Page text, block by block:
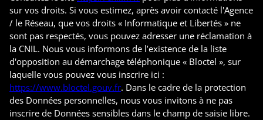
sur vos droits. Si vous estimez, après avoir contacté l'Agence
/ le Réseau, que vos droits « Informatique et Libertés » ne
sont pas respectés, vous pouvez adresser une réclamation à
la CNIL. Nous vous informons de l’existence de la liste
d'opposition au démarchage téléphonique « Bloctel », sur
laquelle vous pouvez vous inscrire ici :
https://www.bloctel.gouv.fr. Dans le cadre de la protection
des Données personnelles, nous vous invitons à ne pas
inscrire de Données sensibles dans le champ de saisie libre.